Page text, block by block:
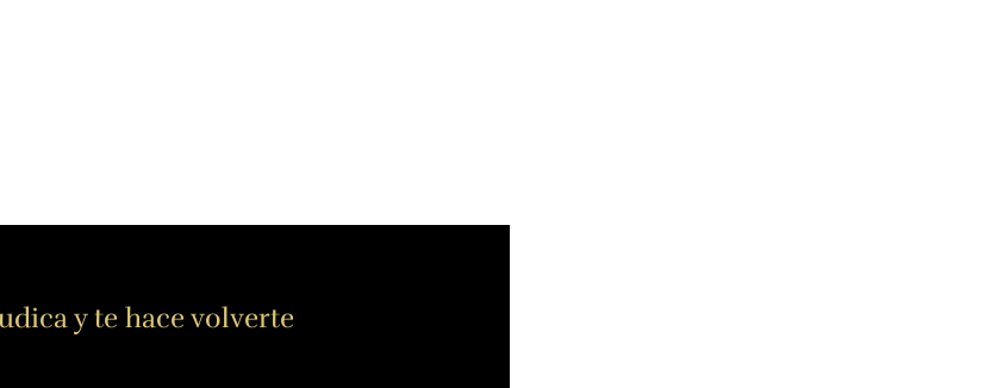
y te hace volverte